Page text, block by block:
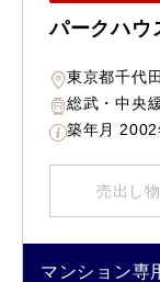
パークハウ
東京都千代
総武・中央
築年月 2002
売出し
マンション専